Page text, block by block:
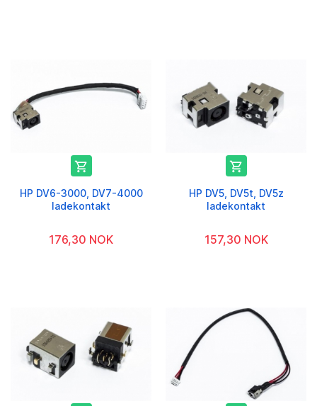

HP DV6-3000, DV7-4000
ladekontakt
176,30 NOK

HP DV5, DV5t, DV5z
ladekontakt
157,30 NOK